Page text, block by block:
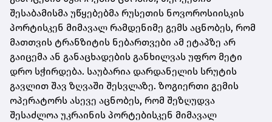
შესაბამისმა უწყებებმა რუსეთის ნოვოროსიისკის
პორტისკენ მიმავალ რამდენიმე გემს აცნობეს, რომ
მათთვის ტრანზიტის ნებართვები ამ ეტაპზე არ
გაიცემა ან განაცხადების განხილვას უფრო მეტი
დრო სჭირდება. საუბარია დარდანელის სრუტის
გავლით შავ ზღვაში შესვლაზე. ზოგიერთი გემის
ოპერატორს ასევე აცნობეს, რომ შეზღუდვა
შესაძლოა უკრაინის პორტებისკენ მიმავალ